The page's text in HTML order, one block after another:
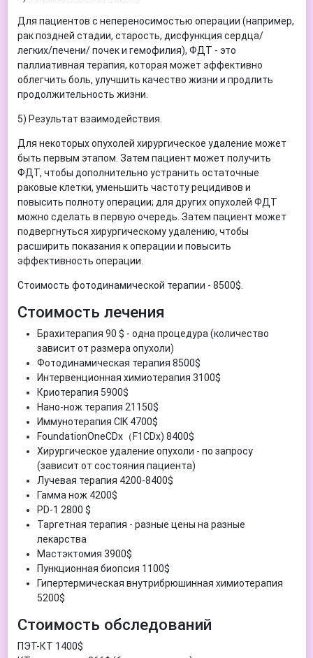
Для пациентов с непереносимостью операции (например,
рак поздней стадии, старость, дисфункция сердца/
легких/печени/ почек и гемофилия), ФДТ - это
паллиативная терапия, которая может эффективно
облегчить боль, улучшить качество жизни и продлить
продолжительность жизни.
5) Результат взаимодействия.
Для некоторых опухолей хирургическое удаление может
быть первым этапом. Затем пациент может получить
ФДТ, чтобы дополнительно устранить остаточные
раковые клетки, уменьшить частоту рецидивов и
повысить полноту операции; для других опухолей ФДТ
можно сделать в первую очередь. Затем пациент может
подвергнуться хирургическому удалению, чтобы
расширить показания к операции и повысить
эффективность операции.
Стоимость фотодинамической терапии - 8500$.
Стоимость лечения
Брахитерапия 90 $ - одна процедура (количество
зависит от размера опухоли)
Фотодинамическая терапия 8500$
Интервенционная химиотерапия 3100$
Криотерапия 5900$
Нано-нож терапия 21150$
Иммунотерапия CIK 4700$
FoundationOneCDx（F1CDx) 8400$
Хирургическое удаление опухоли - по запросу
(зависит от состояния пациента)
Лучевая терапия 4200-8400$
Гамма нож 4200$
PD-1 2800 $
Таргетная терапия - разные цены на разные
лекарства
Мастэктомия 3900$
Пункционная биопсия 1100$
Гипертермическая внутрибрюшинная химиотерапия
5200$
Стоимость обследований
ПЭТ-КТ 1400$